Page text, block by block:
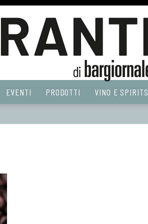
EVENTI PRODOTTI VINO E SPIRITS